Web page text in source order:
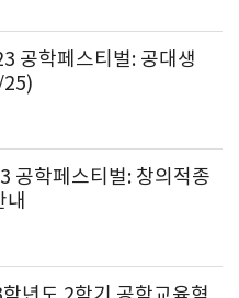
공학페스티벌: 공대생
25)
공학페스티벌: 창의적종